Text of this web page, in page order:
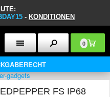
- KONDITIONEN
0
FS IP68